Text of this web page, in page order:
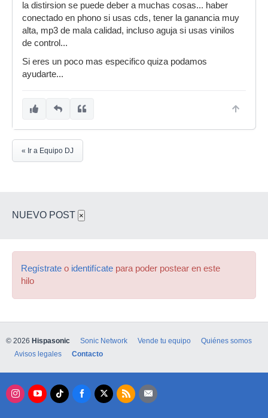
la distirsion se puede deber a muchas cosas... haber
conectado en phono si usas cds, tener la ganancia muy
alta, mp3 de mala calidad, incluso aguja si usas vinilos
de control...
Si eres un poco mas especifico quiza podamos
ayudarte...
« Ir a Equipo DJ
NUEVO POST ×
Regístrate o identifícate para poder postear en este
hilo
© 2026 Hispasonic Sonic Network Vende tu equipo
Quiénes somos
Avisos legales
Contacto